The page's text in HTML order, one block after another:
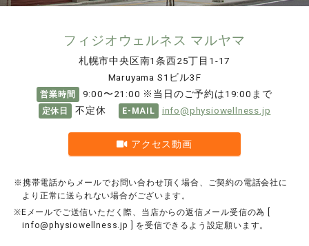
フィジオウェルネス マルヤマ
札幌市中央区南1条西25丁目1-17
Maruyama S1ビル3F
営業時間 9:00〜21:00 ※当日のご予約は19:00まで
定休日 不定休 E-MAIL info@physiowellness.jp
アクセス動画
※携帯電話からメールでお問い合わせ頂く場合、ご契約の電話会社に
より正常に送られない場合がございます。
※Eメールでご送信いただく際、当店からの返信メール受信の為 [
info@physiowellness.jp
] を受信できるよう設定願います。